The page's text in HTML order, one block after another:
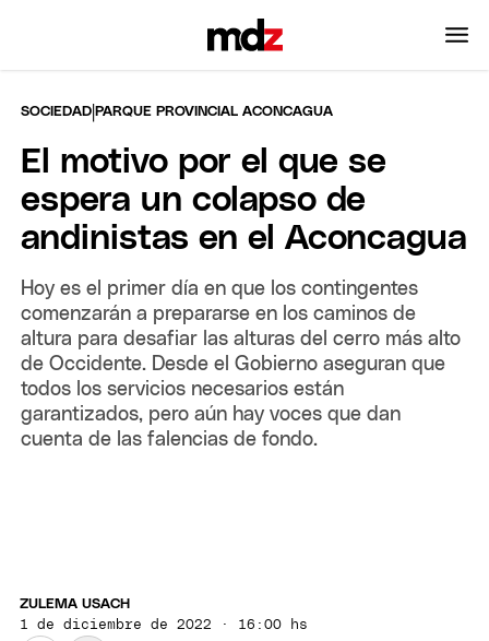
SOCIEDAD |PARQUE PROVINCIAL ACONCAGUA
El motivo por el que se
espera un colapso de
andinistas en el Aconcagua
Hoy es el primer día en que los contingentes
comenzarán a prepararse en los caminos de
altura para desafiar las alturas del cerro más alto
de Occidente. Desde el Gobierno aseguran que
todos los servicios necesarios están
garantizados, pero aún hay voces que dan
cuenta de las falencias de fondo.
ZULEMA USACH
1 de diciembre de 2022 · 16:00 hs